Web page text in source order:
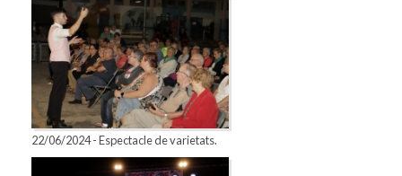
22/06/2024 - Espectacle de varietats.